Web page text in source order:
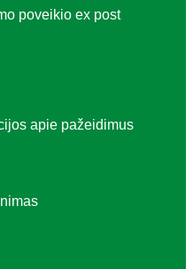
poveikio ex post
apie pažeidimus